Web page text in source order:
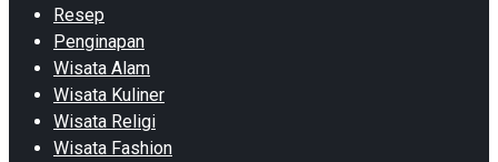
Resep
Penginapan
Wisata Alam
Wisata Kuliner
Wisata Religi
Wisata Fashion